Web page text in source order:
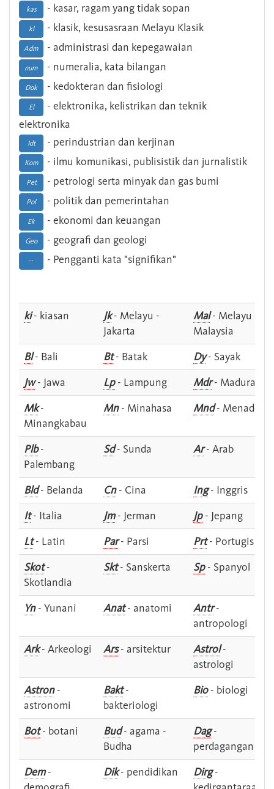
kas - kasar, ragam yang tidak sopan
kl - klasik, kesusasraan Melayu Klasik
Adm - administrasi dan kepegawaian
num - numeralia, kata bilangan
Dok - kedokteran dan fisiologi
El
- elektronika, kelistrikan dan teknik
elektronika
Idt - perindustrian dan kerjinan
Kom - ilmu komunikasi, publisistik dan jurnalistik
Pet - petrologi serta minyak dan gas bumi
Pol - politik dan pemerintahan
Ek - ekonomi dan keuangan
Geo - geografi dan geologi
-- - Pengganti kata "signifikan"
ki- kiasan Jk- Melayu -
Jakarta
Mal- Melayu -
Malaysia
Bl- Bali Bt- Batak Dy- Sayak
Jw- Jawa Lp- Lampung Mdr- Madura
Mk-
Minangkabau
Mn- Minahasa Mnd- Menado
Plb-
Palembang
Sd- Sunda Ar- Arab
Bld- Belanda Cn- Cina Ing- Inggris
It- Italia Jm- Jerman Jp- Jepang
Lt- Latin Par- Parsi Prt- Portugis
Skot-
Skotlandia
Skt- Sanskerta Sp- Spanyol
Yn- Yunani Anat- anatomi Antr-
antropologi
Ark- Arkeologi Ars- arsitektur Astrol-
astrologi
Astron-
astronomi
Bakt-
bakteriologi
Bio- biologi
Bot- botani Bud- agama -
Budha
Dag-
perdagangan
Dem-
Dik- pendidikan Dirg-